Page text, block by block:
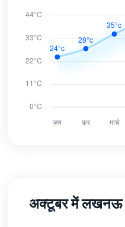
अक्टूबर में लखनऊ में